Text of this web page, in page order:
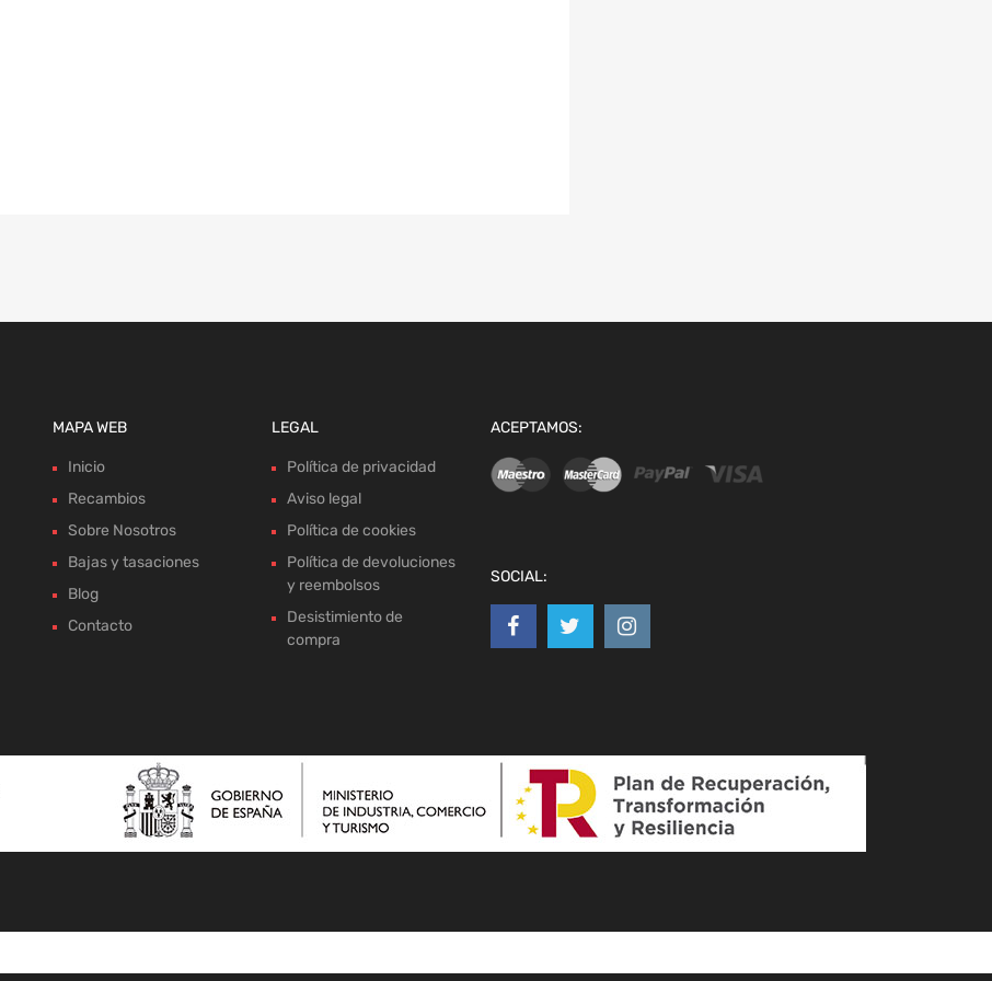
MAPA WEB
Inicio
Recambios
Sobre Nosotros
Bajas y tasaciones
Blog
Contacto
LEGAL
Política de privacidad
Aviso legal
Política de cookies
Política de devoluciones
y reembolsos
Desistimiento de
compra
ACEPTAMOS:
SOCIAL: